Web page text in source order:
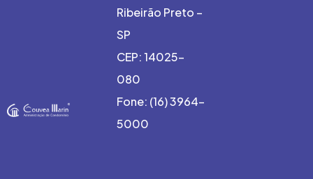
Ribeirão Preto –
SP
CEP: 14025-
080
Fone: (16) 3964-
5000